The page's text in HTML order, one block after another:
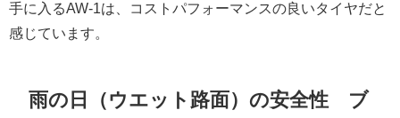
手に入るAW-1は、コストパフォーマンスの良いタイヤだと
感じています。
雨の日（ウエット路面）の安全性 ブ